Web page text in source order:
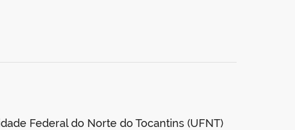
Federal do Norte do Tocantins (UFNT)